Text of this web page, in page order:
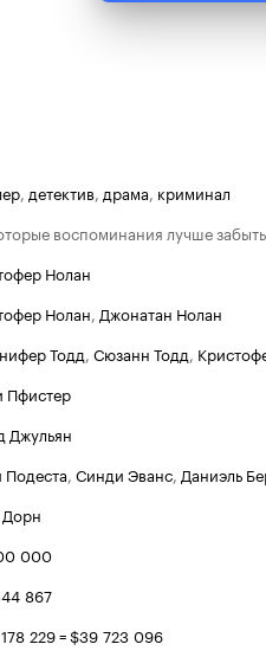
, детектив, драма, криминал
воспоминания лучше
Нолан
Нолан, Джонатан Нолан
Тодд, Сюзанн Тодд,
Пфистер
Джульян
Подеста, Синди Эванс, Даниэль
000
867
229 = $39 723 096